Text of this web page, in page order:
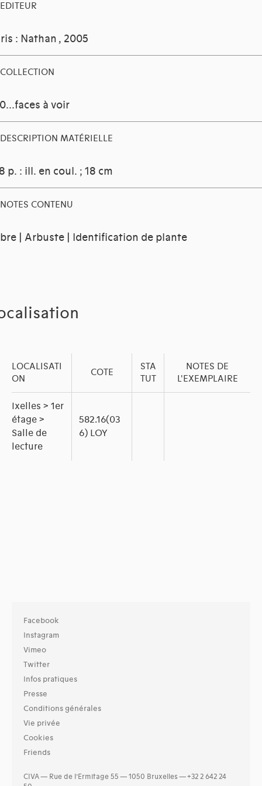
EDITEUR
: Nathan , 2005
COLLECTION
à voir
DESCRIPTION MATÉRIELLE
p. : ill. en coul. ; 18 cm
NOTES CONTENU
| Arbuste | Identification de plante
LOCALISATI
ON
COTE
STA
TUT
NOTES DE
L'EXEMPLAIRE
Ixelles > 1er
étage >
Salle de
lecture
582.16(03
6) LOY
Facebook
Instagram
Vimeo
Twitter
Infos pratiques
Presse
Conditions générales
Vie privée
Cookies
Friends
CIVA — Rue de l’Ermitage 55 — 1050 Bruxelles — +32 2 642 24